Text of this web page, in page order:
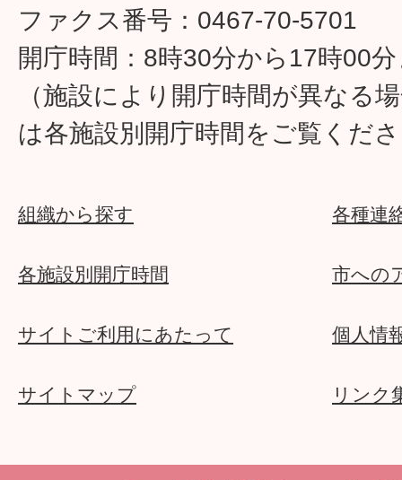
ファクス番号：0467-70-5701
開庁時間：8時30分から17時00
（施設により開庁時間が異なる
は各施設別開庁時間をご覧くだ
組織から探す 各種連
各施設別開庁時間 市への
サイトご利用にあたって 個人情
サイトマップ リンク